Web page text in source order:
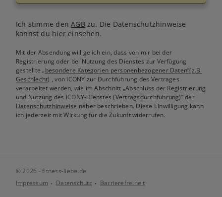
Ich stimme denAGB zu. Die Datenschutzhinweise
kannst du hiereinsehen.
Mit der Absendung willige ich ein, dass von mir bei der
Registrierung oder bei Nutzung des Dienstes zur Verfügung
gestellte„besondere Kategorien personenbezogener Daten“(z.B.
Geschlecht) , von ICONY zur Durchführung des Vertrages
verarbeitet werden, wie im Abschnitt „Abschluss der Registrierung
und Nutzung des ICONY-Dienstes (Vertragsdurchführung)“ der
Datenschutzhinweise näher beschrieben. Diese Einwilligung kann
ich jederzeit mit Wirkung für die Zukunft widerrufen.
© 2026 - fitness-liebe.de
Impressum
Datenschutz Barrierefreiheit